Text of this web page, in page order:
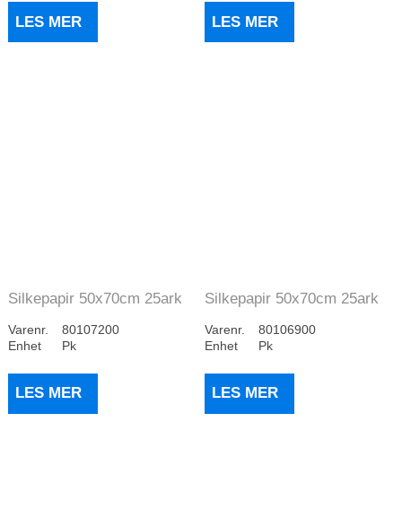
LES MER LES MER
Silkepapir 50x70cm 25ark
Varenr.
80107200
Enhet
Pk
LES MER
Silkepapir 50x70cm 25ark
Varenr.
80106900
Enhet
Pk
LES MER